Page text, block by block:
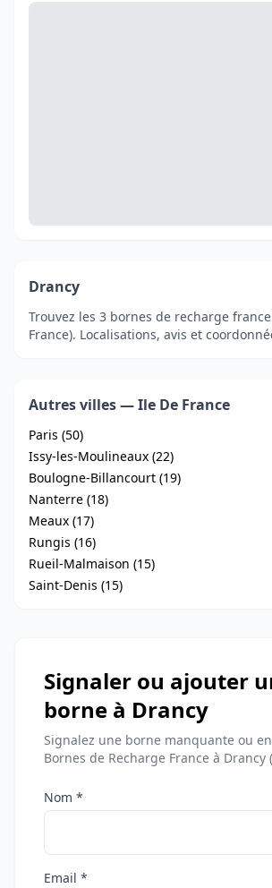
Drancy
Trouvez les 3 bornes de recharge
France). Localisations, avis et
Autres villes — Ile De France
Paris (50)
Issy-les-Moulineaux (22)
Boulogne-Billancourt (19)
Nanterre (18)
Meaux (17)
Rungis (16)
Rueil-Malmaison (15)
Saint-Denis (15)
Signaler ou ajouter
borne à Drancy
Signalez une borne manquante ou
Bornes de Recharge France à Drancy
Nom *
Email *